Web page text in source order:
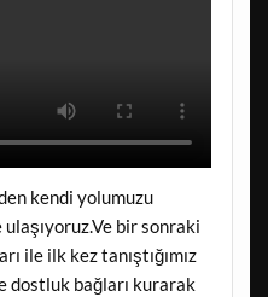
kendi yolumuzu
bir sonraki
ile ilk kez tanıştığımız
dostluk bağları kurarak